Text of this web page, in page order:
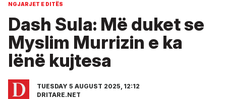
NGJARJET E DITËS
Dash Sula: Më duket se
Myslim Murrizin e ka
lënë kujtesa
TUESDAY 5 AUGUST 2025, 12:12
DRITARE.NET